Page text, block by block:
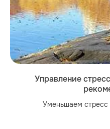
Управление
Уменьшаем